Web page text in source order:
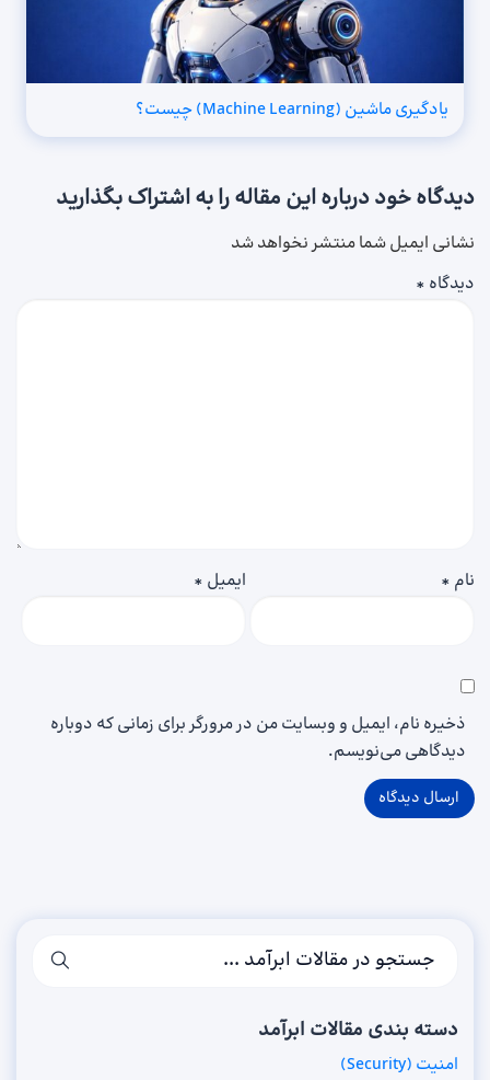
یادگیری ماشین (Machine Learning) چیست؟
دیدگاه خود درباره این مقاله را به اشتراک بگذارید
نشانی ایمیل شما منتشر نخواهد شد
دیدگاه *
نام * ایمیل *
ذخیره نام، ایمیل و وبسایت من در مرورگر برای زمانی که دوباره
دیدگاهی می‌نویسم.
دسته بندی مقالات ابرآمد
امنیت (Security)